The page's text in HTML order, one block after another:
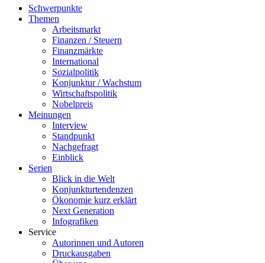
Schwerpunkte
Themen
Arbeitsmarkt
Finanzen / Steuern
Finanzmärkte
International
Sozialpolitik
Konjunktur / Wachstum
Wirtschaftspolitik
Nobelpreis
Meinungen
Interview
Standpunkt
Nachgefragt
Einblick
Serien
Blick in die Welt
Konjunkturtendenzen
Ökonomie kurz erklärt
Next Generation
Infografiken
Service
Autorinnen und Autoren
Druckausgaben